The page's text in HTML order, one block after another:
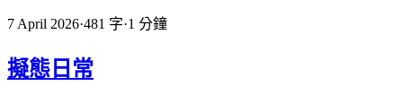
7 April 2026·481 字·1 分鐘
擬態日常